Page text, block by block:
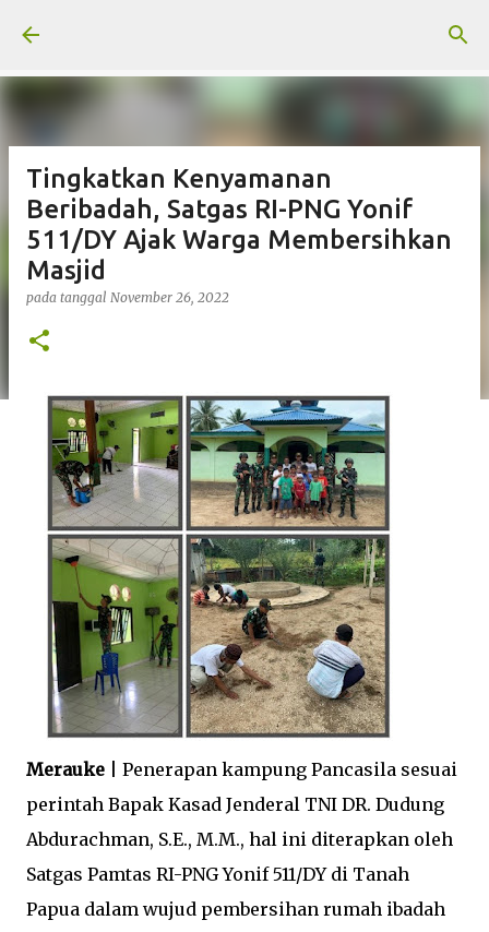
Tingkatkan Kenyamanan
Beribadah, Satgas RI-PNG Yonif
511/DY Ajak Warga Membersihkan
Masjid
pada tanggal November 26, 2022
Merauke | Penerapan kampung Pancasila sesuai
perintah Bapak Kasad Jenderal TNI DR. Dudung
Abdurachman, S.E., M.M., hal ini diterapkan oleh
Satgas Pamtas RI-PNG Yonif 511/DY di Tanah
Papua dalam wujud pembersihan rumah ibadah